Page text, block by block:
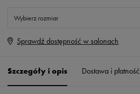
Wybierz rozmiar
Rozmiary EU
Sprawdź dostępność w salonach
Szczegóły i opis Dostawa i płatność